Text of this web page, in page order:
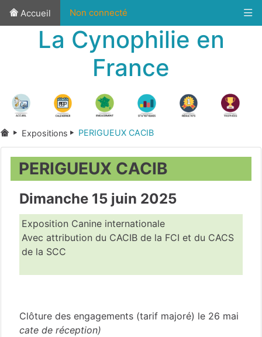
Accueil Non connecté
La Cynophilie en
France
Expositions PERIGUEUX CACIB
PERIGUEUX CACIB
Dimanche 15 juin 2025
Exposition Canine internationale
Avec attribution du CACIB de la FCI et du CACS
de la SCC
Clôture des engagements (tarif majoré) le 26 mai
cate de réception)